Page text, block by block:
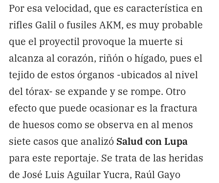
Por esa velocidad, que es característica en
rifles Galil o fusiles AKM, es muy probable
que el proyectil provoque la muerte si
alcanza al corazón, riñón o hígado, pues el
tejido de estos órganos -ubicados al nivel
del tórax- se expande y se rompe. Otro
efecto que puede ocasionar es la fractura
de huesos como se observa en al menos
siete casos que analizó Salud con Lupa
para este reportaje. Se trata de las heridas
de José Luis Aguilar Yucra, Raúl Gayo